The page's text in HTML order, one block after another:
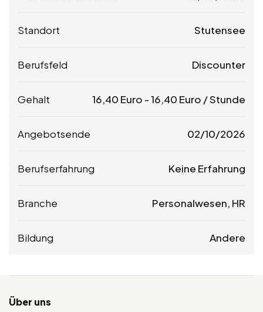
Standort Stutensee
Berufsfeld Discounter
Gehalt 16,40 Euro -16,40 Euro / Stunde
Angebotsende 02/10/2026
Berufserfahrung Keine Erfahrung
Branche Personalwesen, HR
Bildung Andere
Über uns